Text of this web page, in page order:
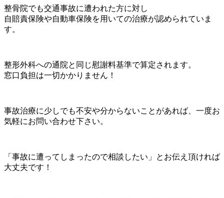
整骨院でも交通事故に遭われた方に対し
自賠責保険や自動車保険を用いての治療が認められていま
す。
整形外科への通院と同じ慰謝料基準で算定されます。
窓口負担は一切かかりません！
事故治療に少しでも不安や分からないことがあれば、一度お
気軽にお問い合わせ下さい。
「事故に遭ってしまったので相談したい」とお伝え頂ければ
大丈夫です！